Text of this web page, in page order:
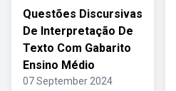
Questões Discursivas
De Interpretação De
Texto Com Gabarito
Ensino Médio
07 September 2024